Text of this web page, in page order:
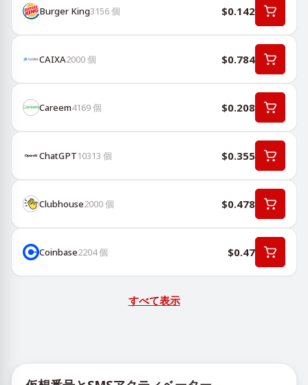
Burger King3156個 $0.142
CAIXA2000個 $0.784
Careem4169個 $0.208
ChatGPT10313 個 $0.355
Clubhouse2000個 $0.478
Coinbase2204個 $0.47
すべて表示